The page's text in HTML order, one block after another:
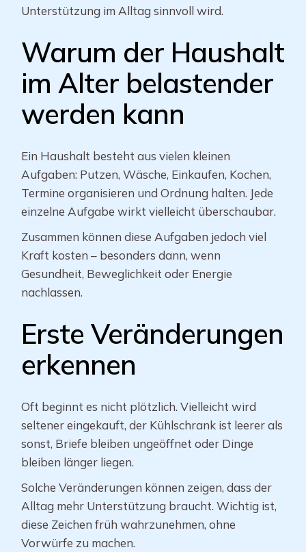
Unterstützung im Alltag sinnvoll wird.
Warum der Haushalt
im Alter belastender
werden kann
Ein Haushalt besteht aus vielen kleinen
Aufgaben: Putzen, Wäsche, Einkaufen, Kochen,
Termine organisieren und Ordnung halten. Jede
einzelne Aufgabe wirkt vielleicht überschaubar.
Zusammen können diese Aufgaben jedoch viel
Kraft kosten – besonders dann, wenn
Gesundheit, Beweglichkeit oder Energie
nachlassen.
Erste Veränderungen
erkennen
Oft beginnt es nicht plötzlich. Vielleicht wird
seltener eingekauft, der Kühlschrank ist leerer als
sonst, Briefe bleiben ungeöffnet oder Dinge
bleiben länger liegen.
Solche Veränderungen können zeigen, dass der
Alltag mehr Unterstützung braucht. Wichtig ist,
diese Zeichen früh wahrzunehmen, ohne
Vorwürfe zu machen.